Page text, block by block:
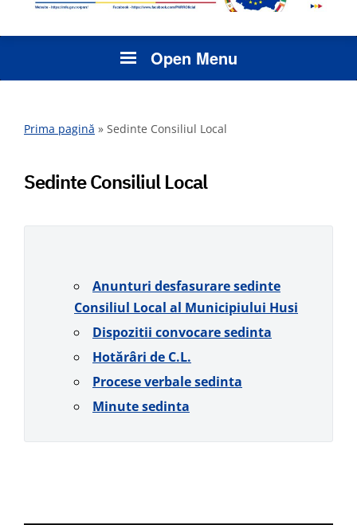
Open Menu
Prima pagină » Sedinte Consiliul Local
Sedinte Consiliul Local
Anunturi desfasurare sedinte
Consiliul Local al Municipiului Husi
Dispozitii convocare sedinta
Hotărâri de C.L.
Procese verbale sedinta
Minute sedinta